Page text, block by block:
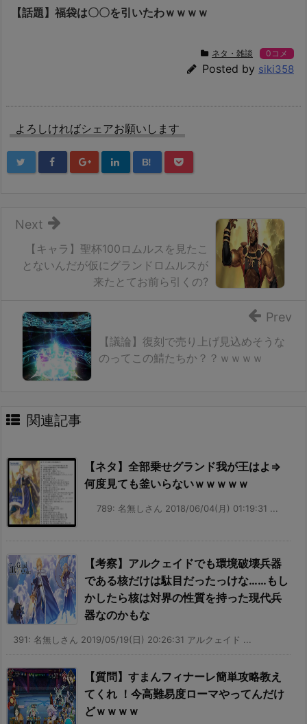
【話題】福袋は〇〇を引いたわｗｗｗｗ
ネタ・雑談 0コメ
Posted by siki358
よろしければシェアお願いします
B!
【キャラ】聖杯100ロムルスを見たこ
とないんだが仮にグランドロムルスが
来たとてお前ら引くの?
Next
【議論】復刻で売り上げ見込めそうな
のってこの鯖たちか？？ｗｗｗｗ
Prev
関連記事
【ネタ】全部乗せグランド我が王はよ⇒
何度見ても釜いらないｗｗｗｗｗ
789: 名無しさん 2018/06/04(月) 01:19:31 ...
【考察】アルクェイドでも環境破壊兵器
である核だけは駄目だったっけな……もし
かしたら核は対界の性質を持った現代兵
器なのかもな
391: 名無しさん 2019/05/19(日) 20:26:31 アルクェイド ...
【質問】すまんフィナーレ簡単攻略教え
てくれ ！今高難易度ローマやってんだけ
どｗｗｗｗ